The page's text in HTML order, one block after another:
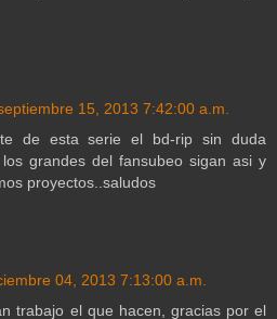
15, 2013 7:42:00 a.m.
de esta serie el bd-rip sin duda
grandes del fansubeo sigan asi y
proyectos..saludos
04, 2013 7:13:00 a.m.
trabajo el que hacen, gracias por el